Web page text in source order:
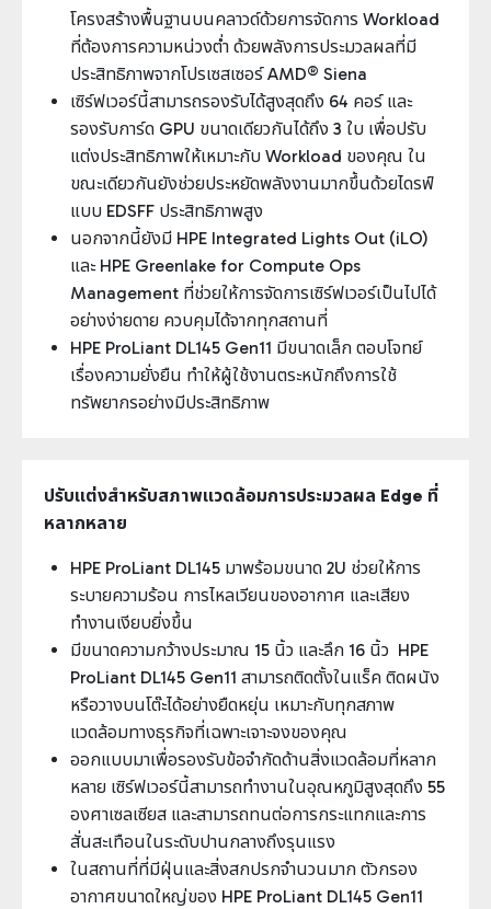
โครงสร้างพื้นฐานบนคลาวด์ด้วยการจัดการ Workload
ที่ต้องการความหน่วงต่ำ ด้วยพลังการประมวลผลที่มี
ประสิทธิภาพจากโปรเซสเซอร์ AMD® Siena
เซิร์ฟเวอร์นี้สามารถรองรับได้สูงสุดถึง 64 คอร์ และ
รองรับการ์ด GPU ขนาดเดียวกันได้ถึง 3 ใบ เพื่อปรับ
แต่งประสิทธิภาพให้เหมาะกับ Workload ของคุณ ใน
ขณะเดียวกันยังช่วยประหยัดพลังงานมากขึ้นด้วยไดรฟ์
แบบ EDSFF ประสิทธิภาพสูง
นอกจากนี้ยังมี HPE Integrated Lights Out (iLO)
และ HPE Greenlake for Compute Ops
Management ที่ช่วยให้การจัดการเซิร์ฟเวอร์เป็นไปได้
อย่างง่ายดาย ควบคุมได้จากทุกสถานที่
HPE ProLiant DL145 Gen11 มีขนาดเล็ก ตอบโจทย์
เรื่องความยั่งยืน ทำให้ผู้ใช้งานตระหนักถึงการใช้
ทรัพยากรอย่างมีประสิทธิภาพ
ปรับแต่งสำหรับสภาพแวดล้อมการประมวลผล Edge ที่
หลากหลาย
HPE ProLiant DL145 มาพร้อมขนาด 2U ช่วยให้การ
ระบายความร้อน การไหลเวียนของอากาศ และเสียง
ทำงานเงียบยิ่งขึ้น
มีขนาดความกว้างประมาณ 15 นิ้ว และลึก 16 นิ้ว HPE
ProLiant DL145 Gen11 สามารถติดตั้งในแร็ค ติดผนัง
หรือวางบนโต๊ะได้อย่างยืดหยุ่น เหมาะกับทุกสภาพ
แวดล้อมทางธุรกิจที่เฉพาะเจาะจงของคุณ
ออกแบบมาเพื่อรองรับข้อจำกัดด้านสิ่งแวดล้อมที่หลาก
หลาย เซิร์ฟเวอร์นี้สามารถทำงานในอุณหภูมิสูงสุดถึง 55
องศาเซลเซียส และสามารถทนต่อการกระแทกและการ
สั่นสะเทือนในระดับปานกลางถึงรุนแรง
ในสถานที่ที่มีฝุ่นและสิ่งสกปรกจำนวนมาก ตัวกรอง
อากาศขนาดใหญ่ของ HPE ProLiant DL145 Gen11